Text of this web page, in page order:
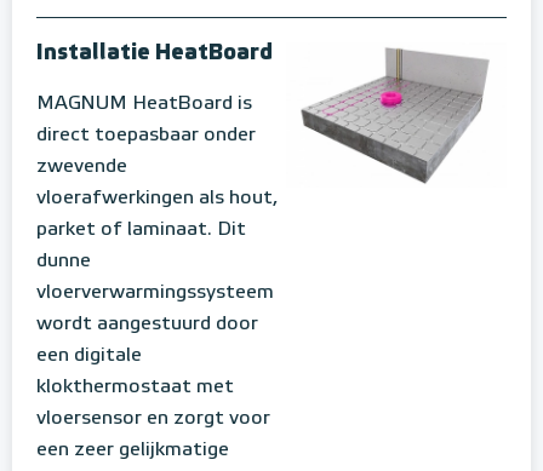
Installatie HeatBoard
MAGNUM HeatBoard is
direct toepasbaar onder
zwevende
vloerafwerkingen als hout,
parket of laminaat. Dit
dunne
vloerverwarmingssysteem
wordt aangestuurd door
een digitale
klokthermostaat met
vloersensor en zorgt voor
een zeer gelijkmatige